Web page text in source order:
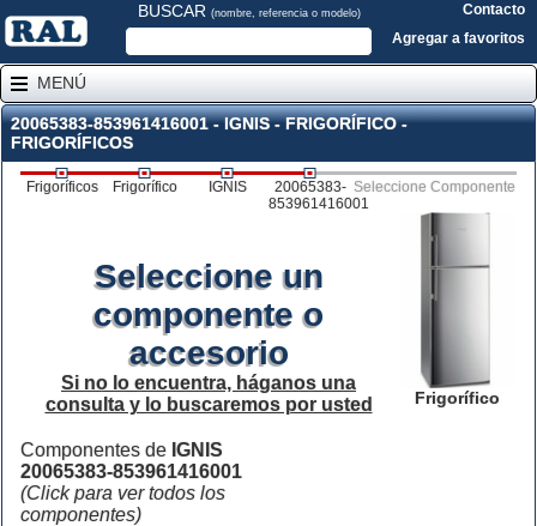
BUSCAR (nombre, referencia o modelo)
Contacto
Agregar a favoritos
MENÚ
20065383-853961416001 - IGNIS - FRIGORÍFICO -
FRIGORÍFICOS
Frigoríficos Frigorífico IGNIS
20065383-
853961416001
Seleccione Componente
Frigorífico
Seleccione un
componente o
accesorio
Si no lo encuentra, háganos una
consulta y lo buscaremos por usted
Componentes de IGNIS
20065383-853961416001
(Click para ver todos los
componentes)